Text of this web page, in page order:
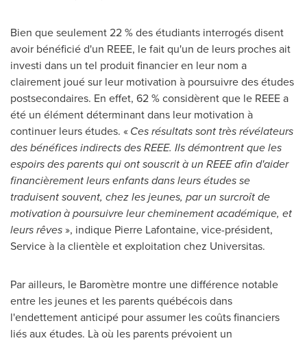
Bien que seulement 22 % des étudiants interrogés disent
avoir bénéficié d'un REEE, le fait qu'un de leurs proches ait
investi dans un tel produit financier en leur nom a
clairement joué sur leur motivation à poursuivre des études
postsecondaires. En effet, 62 % considèrent que le REEE a
été un élément déterminant dans leur motivation à
continuer leurs études. «Ces résultats sont très révélateurs
des bénéfices indirects des REEE. Ils démontrent que les
espoirs des parents qui ont souscrit à un REEE afin d'aider
financièrement leurs enfants dans leurs études se
traduisent souvent, chez les jeunes, par un surcroît de
motivation à poursuivre leur cheminement académique, et
leurs rêves», indique Pierre Lafontaine, vice-président,
Service à la clientèle et exploitation chez Universitas.
Par ailleurs, le Baromètre montre une différence notable
entre les jeunes et les parents québécois dans
l'endettement anticipé pour assumer les coûts financiers
liés aux études. Là où les parents prévoient un